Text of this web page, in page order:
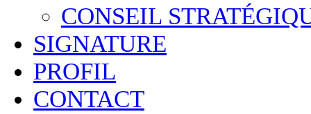
CONSEIL
SIGNATURE
PROFIL
CONTACT